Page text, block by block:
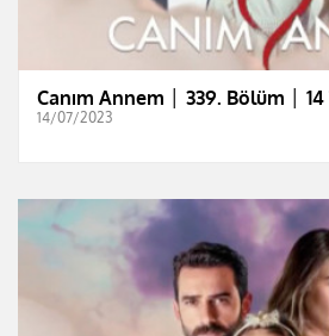
Canım Annem │ 339. Bölüm │
14/07/2023